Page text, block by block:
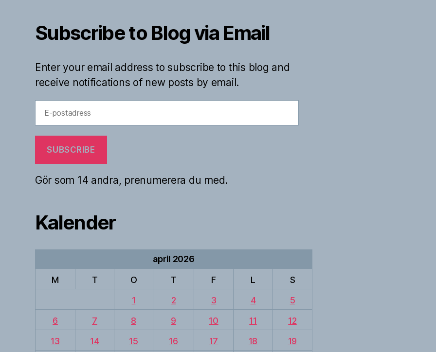
Subscribe to Blog via Email
Enter your email address to subscribe to this blog and
receive notifications of new posts by email.
postadress
SUBSCRIBE
Gör som 14 andra, prenumerera du med.
Kalender
april 2026
M T O T F L
S
1
2 3 4
5
6
7 8 9 10 11
12
13
14 15 16 17 18
19